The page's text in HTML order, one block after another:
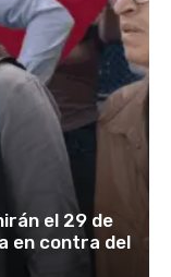
el 29 de
en contra del